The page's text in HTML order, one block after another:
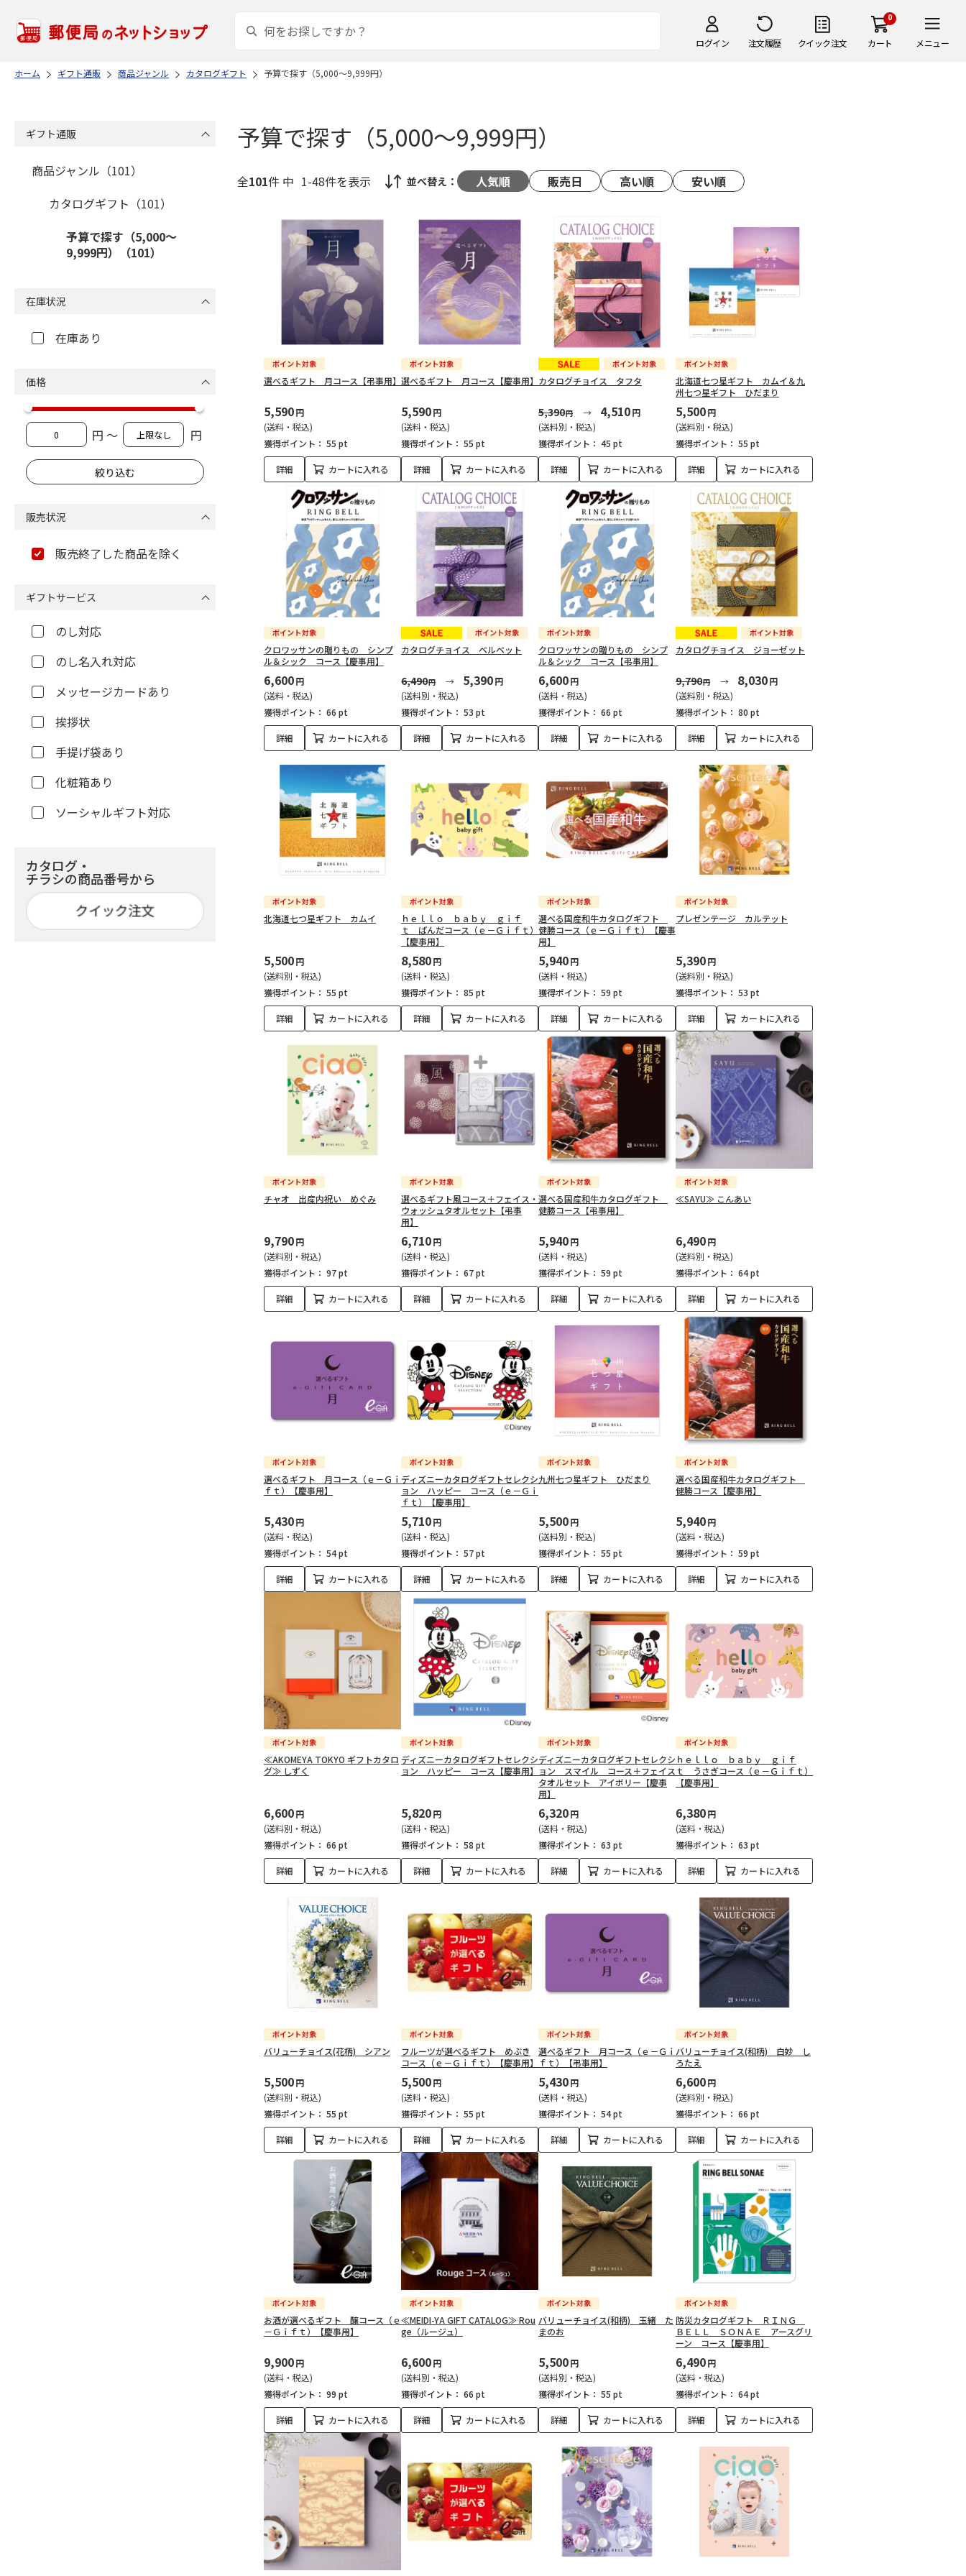
ログイン 注文履歴 クイック注文
0
カート メニュー
ホーム ギフト通販 商品ジャンル カタログギフト 予算で探す（5,000～9,999円）
予算で探す（5,000～9,999円）
全101件 中 1-48件を表示 並べ替え： 人気順 販売日 高い順 安い順
選べるギフト 月コース【弔事用】
5,590円
(送料・税込)
獲得ポイント： 55 pt
詳細 カートに入れる
選べるギフト 月コース【慶事用】
5,590円
(送料・税込)
獲得ポイント： 55 pt
詳細 カートに入れる
カタログチョイス タフタ
5,390円 4,510円
(送料別・税込)
獲得ポイント： 45 pt
詳細 カートに入れる
北海道七つ星ギフト カムイ＆九
州七つ星ギフト ひだまり
5,500円
(送料別・税込)
獲得ポイント： 55 pt
詳細 カートに入れる
クロワッサンの贈りもの シンプ
ル＆シック コース【慶事用】
6,600円
(送料・税込)
獲得ポイント： 66 pt
詳細 カートに入れる
カタログチョイス ベルベット
6,490円 5,390円
(送料別・税込)
獲得ポイント： 53 pt
詳細 カートに入れる
クロワッサンの贈りもの シンプ
ル＆シック コース【弔事用】
6,600円
(送料・税込)
獲得ポイント： 66 pt
詳細 カートに入れる
カタログチョイス ジョーゼット
9,790円 8,030円
(送料別・税込)
獲得ポイント： 80 pt
詳細 カートに入れる
北海道七つ星ギフト カムイ
5,500円
(送料別・税込)
獲得ポイント： 55 pt
詳細 カートに入れる
ｈｅｌｌｏ ｂａｂｙ ｇｉｆ
ｔ ぱんだコース（ｅ－Ｇｉｆｔ）
【慶事用】
8,580円
(送料・税込)
獲得ポイント： 85 pt
詳細 カートに入れる
選べる国産和牛カタログギフト
健勝コース（ｅ－Ｇｉｆｔ）【慶事
用】
5,940円
(送料・税込)
獲得ポイント： 59 pt
詳細 カートに入れる
プレゼンテージ カルテット
5,390円
(送料別・税込)
獲得ポイント： 53 pt
詳細 カートに入れる
チャオ 出産内祝い めぐみ
9,790円
(送料別・税込)
獲得ポイント： 97 pt
詳細 カートに入れる
選べるギフト風コース＋フェイス・
ウォッシュタオルセット【弔事
用】
6,710円
(送料・税込)
獲得ポイント： 67 pt
詳細 カートに入れる
選べる国産和牛カタログギフト
健勝コース【弔事用】
5,940円
(送料・税込)
獲得ポイント： 59 pt
詳細 カートに入れる
≪SAYU≫ こんあい
6,490円
(送料別・税込)
獲得ポイント： 64 pt
詳細 カートに入れる
選べるギフト 月コース（ｅ－Ｇｉ
ｆｔ）【慶事用】
5,430円
(送料・税込)
獲得ポイント： 54 pt
詳細 カートに入れる
ディズニーカタログギフトセレクシ
ョン ハッピー コース（ｅ－Ｇｉ
ｆｔ）【慶事用】
5,710円
(送料・税込)
獲得ポイント： 57 pt
詳細 カートに入れる
九州七つ星ギフト ひだまり
5,500円
(送料別・税込)
獲得ポイント： 55 pt
詳細 カートに入れる
選べる国産和牛カタログギフト
健勝コース【慶事用】
5,940円
(送料・税込)
獲得ポイント： 59 pt
詳細 カートに入れる
≪AKOMEYA TOKYO ギフトカタロ
グ≫ しずく
6,600円
(送料別・税込)
獲得ポイント： 66 pt
詳細 カートに入れる
ディズニーカタログギフトセレクシ
ョン ハッピー コース【慶事用】
5,820円
(送料・税込)
獲得ポイント： 58 pt
詳細 カートに入れる
ディズニーカタログギフトセレクシ
ョン スマイル コース＋フェイス
タオルセット アイボリー【慶事
用】
6,320円
(送料・税込)
獲得ポイント： 63 pt
詳細 カートに入れる
ｈｅｌｌｏ ｂａｂｙ ｇｉｆ
ｔ うさぎコース（ｅ－Ｇｉｆｔ）
【慶事用】
6,380円
(送料・税込)
獲得ポイント： 63 pt
詳細 カートに入れる
バリューチョイス(花柄) シアン
5,500円
(送料別・税込)
獲得ポイント： 55 pt
詳細 カートに入れる
フルーツが選べるギフト めぶき
コース（ｅ－Ｇｉｆｔ）【慶事用】
5,500円
(送料・税込)
獲得ポイント： 55 pt
詳細 カートに入れる
選べるギフト 月コース（ｅ－Ｇｉ
ｆｔ）【弔事用】
5,430円
(送料・税込)
獲得ポイント： 54 pt
詳細 カートに入れる
バリューチョイス(和柄) 白妙 し
ろたえ
6,600円
(送料別・税込)
獲得ポイント： 66 pt
詳細 カートに入れる
お酒が選べるギフト 醸コース（ｅ
－Ｇｉｆｔ）【慶事用】
9,900円
(送料・税込)
獲得ポイント： 99 pt
詳細 カートに入れる
≪MEIDI-YA GIFT CATALOG≫ Rou
ge（ルージュ）
6,600円
(送料別・税込)
獲得ポイント： 66 pt
詳細 カートに入れる
バリューチョイス(和柄) 玉緒 た
まのお
5,500円
(送料別・税込)
獲得ポイント： 55 pt
詳細 カートに入れる
防災カタログギフト ＲＩＮＧ
ＢＥＬＬ ＳＯＮＡＥ アースグリ
ーン コース【慶事用】
6,490円
(送料・税込)
獲得ポイント： 64 pt
詳細 カートに入れる
ギフト通販
商品ジャンル（101）
カタログギフト（101）
予算で探す（5,000～
9,999円）（101）
在庫状況
在庫あり
価格
円 ～ 円
販売状況
販売終了した商品を除く
ギフトサービス
のし対応
のし名入れ対応
メッセージカードあり
挨拶状
手提げ袋あり
化粧箱あり
ソーシャルギフト対応
カタログ・
チラシの商品番号から